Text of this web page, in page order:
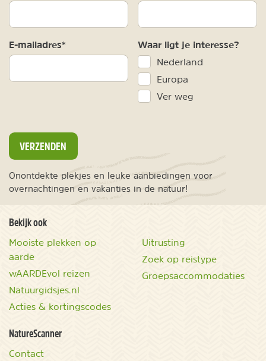
E-mailadres* Waar ligt je interesse?
Nederland
Europa
Ver weg
VERZENDEN
Onontdekte plekjes en leuke aanbiedingen voor
overnachtingen en vakanties in de natuur!
Bekijk ook
Mooiste plekken op
aarde
wAARDEvol reizen
Natuurgidsjes.nl
Acties & kortingscodes
Uitrusting
Zoek op reistype
Groepsaccommodaties
NatureScanner
Contact